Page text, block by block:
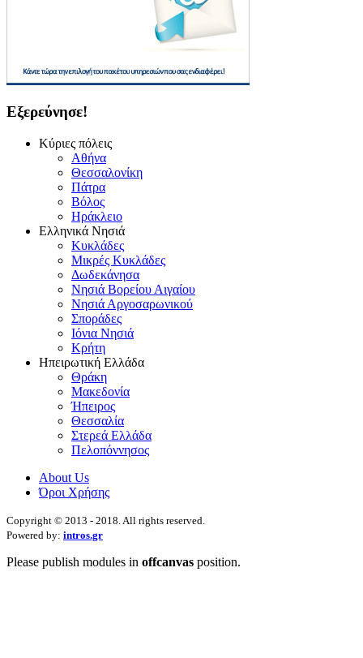
Εξερεύνησε!
Κύριες πόλεις
Αθήνα
Θεσσαλονίκη
Πάτρα
Βόλος
Ηράκλειο
Ελληνικά Νησιά
Κυκλάδες
Μικρές Κυκλάδες
Δωδεκάνησα
Νησιά Βορείου Αιγαίου
Νησιά Αργοσαρωνικού
Σποράδες
Ιόνια Νησιά
Κρήτη
Ηπειρωτική Ελλάδα
Θράκη
Μακεδονία
Ήπειρος
Θεσσαλία
Στερεά Ελλάδα
Πελοπόννησος
About Us
Όροι Χρήσης
Copyright © 2013 - 2018. All rights reserved.
Powered by: intros.gr
Please publish modules in offcanvas position.